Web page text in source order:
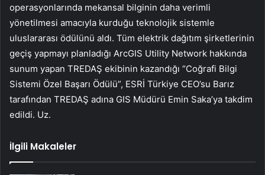
operasyonlarında mekansal bilginin daha verimli
yönetilmesi amacıyla kurduğu teknolojik sistemle
uluslararası ödülünü aldı. Tüm elektrik dağıtım şirketlerinin
geçiş yapmayı planladığı ArcGIS Utility Network hakkında
sunum yapan TREDAŞ ekibinin kazandığı “Coğrafi Bilgi
Sistemi Özel Başarı Ödülü”, ESRİ Türkiye CEO’su Barız
tarafından TREDAŞ adına GIS Müdürü Emin Saka’ya takdim
edildi. Uz.
İlgili Makaleler